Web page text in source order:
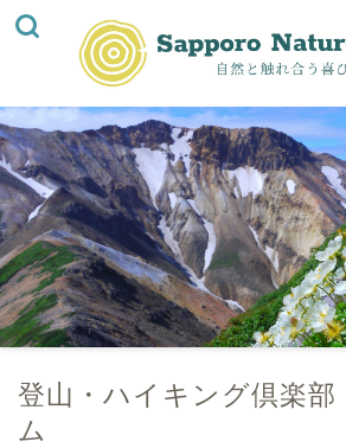
登山・ハイキング倶楽
ム